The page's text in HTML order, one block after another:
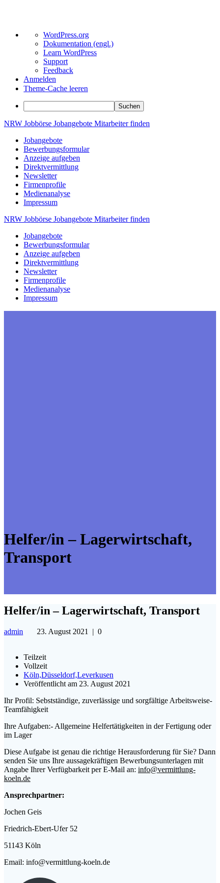
Über
WordPress
WordPress.org
Dokumentation (engl.)
Learn WordPress
Support
Feedback
Anmelden
Theme-Cache leeren
Suchen
Zum
springen
NRW Jobbörse Jobangebote Mitarbeiterfinden
Jobangebote
Bewerbungsformular
Anzeige aufgeben
Direktvermittlung
Newsletter
Firmenprofile
Medienanalyse
Impressum
NRW Jobbörse Jobangebote Mitarbeiterfinden
Jobangebote
Bewerbungsformular
Anzeige aufgeben
Direktvermittlung
Newsletter
Firmenprofile
Medienanalyse
Impressum
Helfer/in – Lagerwirtschaft,
Transport
Helfer/in – Lagerwirtschaft, Transport
admin 23. August 2021 | 0
Teilzeit
Vollzeit
Köln,Düsseldorf,Leverkusen
Veröffentlicht am 23. August 2021
Ihr Profil: Sebstständige, zuverlässige und sorgfältige Arbeitsweise-
Teamfähigkeit
Ihre Aufgaben:- Allgemeine Helfertätigkeiten in der Fertigung oder
im Lager
Diese Aufgabe ist genau die richtige Herausforderung für Sie? Dann
senden Sie uns Ihre aussagekräftigen Bewerbungsunterlagen mit
Angabe Ihrer Verfügbarkeit per E-Mail an: info@vermittlung-
koeln.de
Ansprechpartner:
Jochen Geis
Friedrich-Ebert-Ufer 52
51143 Köln
Email: info@vermittlung-koeln.de